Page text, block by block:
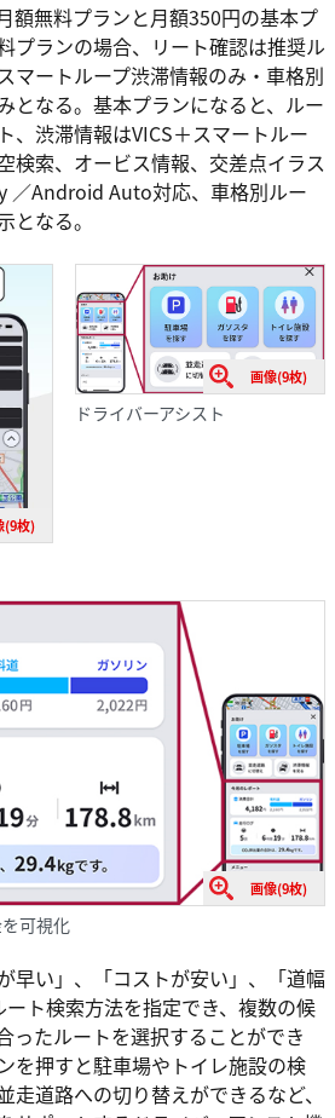
額無料プランと月額350円の基本プ
プランの場合、リート確認は推奨ル
マートループ渋滞情報のみ・車格別
となる。基本プランになると、ルー
、渋滞情報はVICS＋スマートルー
検索、オービス情報、交差点イラス
／Android Auto対応、車格別ルー
となる。
(9枚)
画像(9枚)
ドライバーアシスト
画像(9枚)
可視化
早い」、「コストが安い」、「道幅
ト検索方法を指定でき、複数の候
ったルートを選択することができ
を押すと駐車場やトイレ施設の検
走道路への切り替えができるなど、